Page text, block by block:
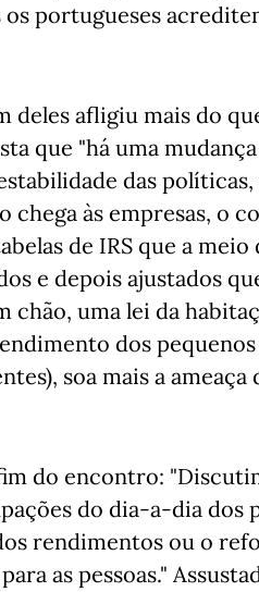
portugueses
deles afligiu mais do
que "há uma
das políticas,
chega às empresas, o
de IRS que a meio
e depois ajustados
uma lei da
dos
soa mais a ameaça
do encontro:
do dia-a-dia dos
rendimentos ou o
as pessoas."